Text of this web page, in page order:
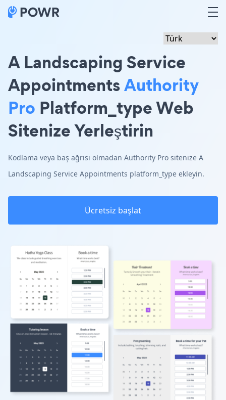
A Landscaping Service
AppointmentsAuthority
Pro Platform_type Web
Sitenize Yerleştirin
Kodlama veya baş ağrısı olmadan Authority Pro sitenize A
Landscaping Service Appointments platform_type ekleyin.
Ücretsiz başlat